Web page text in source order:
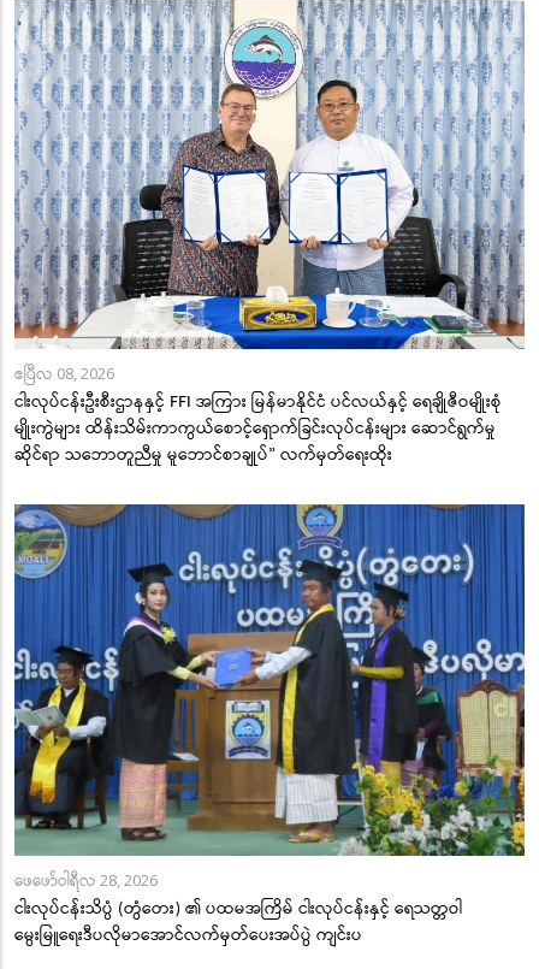
ဧပြီလ 08, 2026
ငါးလုပ်ငန်းဦးစီးဌာနနှင့် FFI အကြား မြန်မာနိုင်ငံ ပင်လယ်နှင့် ရေချိုဇီဝမျိုးစုံ
မျိုးကွဲများ ထိန်းသိမ်းကာကွယ်စောင့်ရှောက်ခြင်းလုပ်ငန်းများ ဆောင်ရွက်မှု
ဆိုင်ရာ သဘောတူညီမှု မူဘောင်စာချုပ်” လက်မှတ်ရေးထိုး
ဖေဖော်ဝါရီလ 28, 2026
ငါးလုပ်ငန်းသိပ္ပံ (တွံတေး) ၏ ပထမအကြိမ် ငါးလုပ်ငန်းနှင့် ရေသတ္တဝါ
မွေးမြူရေးဒီပလိုမာအောင်လက်မှတ်ပေးအပ်ပွဲ ကျင်းပ